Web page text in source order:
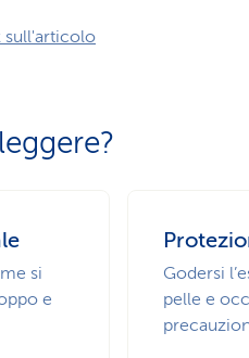
sull'articolo
si
e
Godersi
pelle e